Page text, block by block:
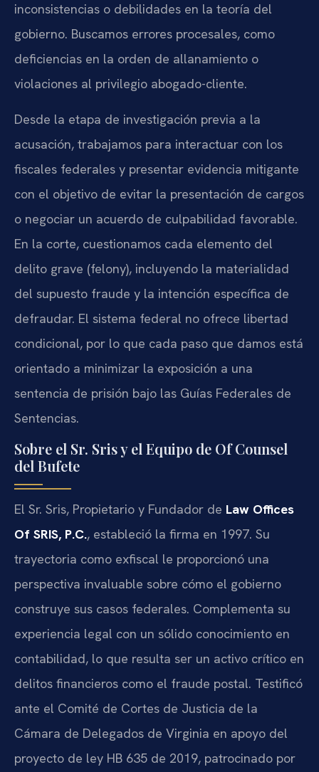
inconsistencias o debilidades en la teoría del
gobierno. Buscamos errores procesales, como
deficiencias en la orden de allanamiento o
violaciones al privilegio abogado-cliente.
Desde la etapa de investigación previa a la
acusación, trabajamos para interactuar con los
fiscales federales y presentar evidencia mitigante
con el objetivo de evitar la presentación de cargos
o negociar un acuerdo de culpabilidad favorable.
En la corte, cuestionamos cada elemento del
delito grave (felony), incluyendo la materialidad
del supuesto fraude y la intención específica de
defraudar. El sistema federal no ofrece libertad
condicional, por lo que cada paso que damos está
orientado a minimizar la exposición a una
sentencia de prisión bajo las Guías Federales de
Sentencias.
Sobre el Sr. Sris y el Equipo de Of Counsel
del Bufete
El Sr. Sris, Propietario y Fundador de Law Offices
Of SRIS, P.C., estableció la firma en 1997. Su
trayectoria como exfiscal le proporcionó una
perspectiva invaluable sobre cómo el gobierno
construye sus casos federales. Complementa su
experiencia legal con un sólido conocimiento en
contabilidad, lo que resulta ser un activo crítico en
delitos financieros como el fraude postal. Testificó
ante el Comité de Cortes de Justicia de la
Cámara de Delegados de Virginia en apoyo del
proyecto de ley HB 635 de 2019, patrocinado por